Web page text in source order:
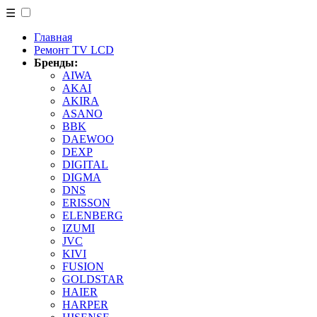
☰
Главная
Ремонт TV LCD
Бренды:
AIWA
AKAI
AKIRA
ASANO
BBK
DAEWOO
DEXP
DIGITAL
DIGMA
DNS
ERISSON
ELENBERG
IZUMI
JVC
KIVI
FUSION
GOLDSTAR
HAIER
HARPER